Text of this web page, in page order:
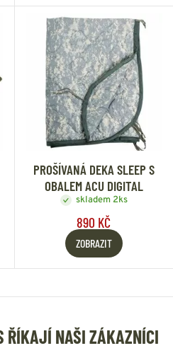
PROŠÍVANÁ DEKA SLEEP S
OBALEM ACU DIGITAL
skladem 2ks
890 KČ
ZOBRAZIT
ŘÍKAJÍ NAŠI ZÁKAZNÍCI